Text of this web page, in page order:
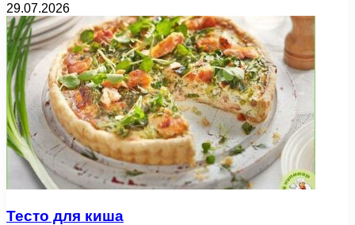
29.07.2026
Тесто для киша